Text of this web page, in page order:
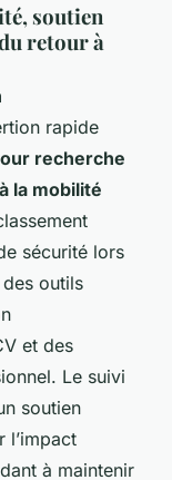
soutien
retour à
rapide
recherche
la mobilité
sécurité lors
outils
et des
Le suivi
soutien
l’impact
à maintenir